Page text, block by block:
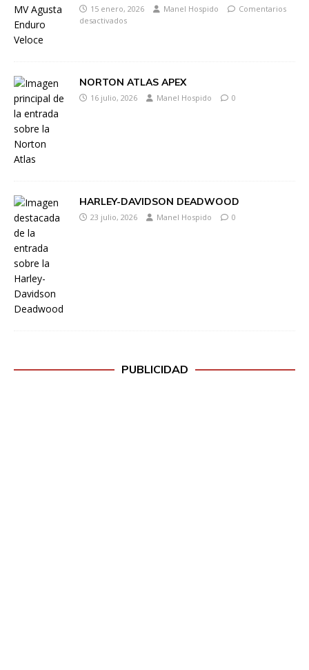
15 enero, 2026 Manel Hospido
Comentarios
desactivados
NORTON ATLAS APEX
16 julio, 2026 Manel Hospido 0
HARLEY-DAVIDSON DEADWOOD
23 julio, 2026 Manel Hospido 0
PUBLICIDAD